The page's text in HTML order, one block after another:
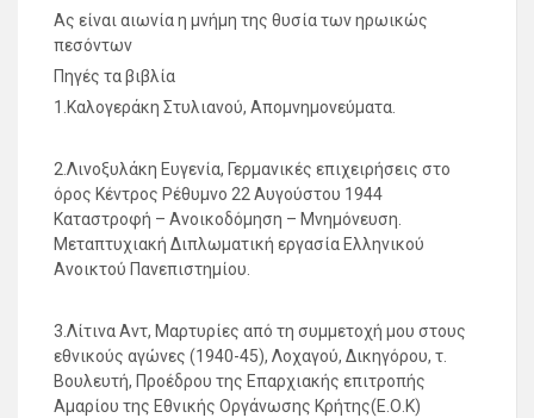
Ας είναι αιωνία η μνήμη της θυσία των ηρωικώς
πεσόντων
Πηγές τα βιβλία
1.Καλογεράκη Στυλιανού, Απομνημονεύματα.
2.Λινοξυλάκη Ευγενία, Γερμανικές επιχειρήσεις στο
όρος Κέντρος Ρέθυμνο 22 Αυγούστου 1944
Καταστροφή – Ανοικοδόμηση – Μνημόνευση.
Μεταπτυχιακή Διπλωματική εργασία Ελληνικού
Ανοικτού Πανεπιστημίου.
3.Λίτινα Αντ, Μαρτυρίες από τη συμμετοχή μου στους
εθνικούς αγώνες (1940-45), Λοχαγού, Δικηγόρου, τ.
Βουλευτή, Προέδρου της Επαρχιακής επιτροπής
Αμαρίου της Εθνικής Οργάνωσης Κρήτης(Ε.Ο.Κ)